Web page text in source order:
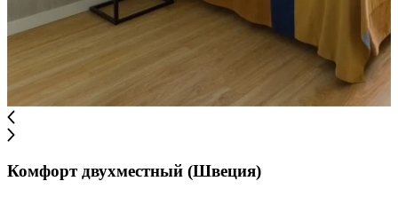
Комфорт двухместный (Швеция)